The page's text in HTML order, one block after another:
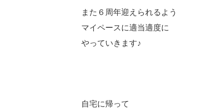
また６周年迎えられるよう
マイペースに適当適度に
やっていきます♪
自宅に帰って